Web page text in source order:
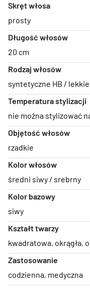
Skręt włosa
prosty
Długość włosów
20 cm
Rodzaj włosów
syntetyczne HB /
Temperatura stylizacji
nie można stylizować
Objętość włosów
rzadkie
Kolor włosów
średni siwy / srebrny
Kolor bazowy
siwy
Kształt twarzy
kwadratowa, okrągła,
Zastosowanie
codzienna, medyczna